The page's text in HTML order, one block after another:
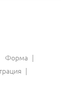
Форма